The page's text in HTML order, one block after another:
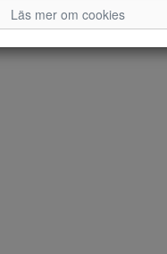
Läs mer om cookies